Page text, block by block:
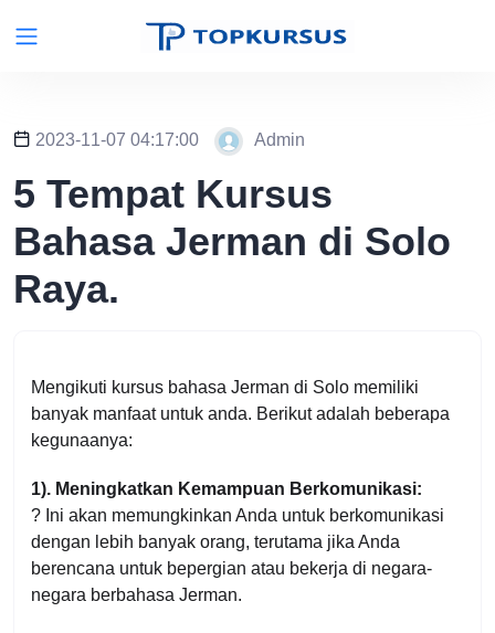
2023-11-07 04:17:00 Admin
5 Tempat Kursus
Bahasa Jerman di Solo
Raya.
Mengikuti kursus bahasa Jerman di Solo memiliki
banyak manfaat untuk anda. Berikut adalah beberapa
kegunaanya:
1). Meningkatkan Kemampuan Berkomunikasi:
? Ini akan memungkinkan Anda untuk berkomunikasi
dengan lebih banyak orang, terutama jika Anda
berencana untuk bepergian atau bekerja di negara-
negara berbahasa Jerman.